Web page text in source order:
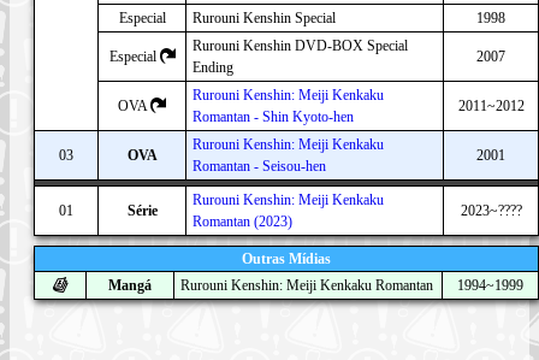
Especial Rurouni Kenshin Special 1998
Especial
Rurouni Kenshin DVD-BOX Special
Ending
2007
OVA
Rurouni Kenshin: Meiji Kenkaku
Romantan - Shin Kyoto-hen
2011~2012
03 OVA
Rurouni Kenshin: Meiji Kenkaku
Romantan - Seisou-hen
2001
01 Série
Rurouni Kenshin: Meiji Kenkaku
Romantan (2023)
2023~????
Outras Mídias
Mangá
Rurouni Kenshin: Meiji Kenkaku Romantan 1994~1999